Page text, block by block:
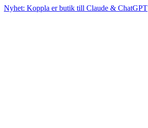
Nyhet: Koppla er butik till Claude & ChatGPT